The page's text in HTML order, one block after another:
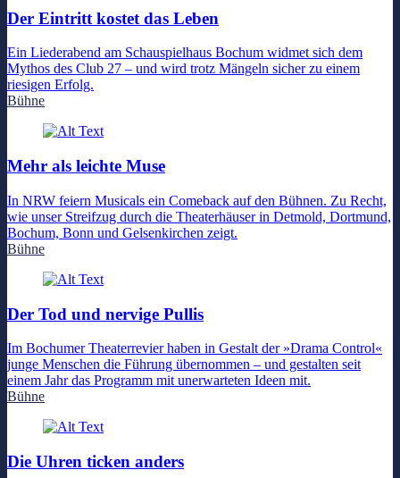
Der Eintritt kostet das Leben
Ein Liederabend am Schauspielhaus Bochum widmet sich dem
Mythos des Club 27 – und wird trotz Mängeln sicher zu einem
riesigen Erfolg.
Bühne
Mehr als leichte Muse
In NRW feiern Musicals ein Comeback auf den Bühnen. Zu Recht,
wie unser Streifzug durch die Theaterhäuser in Detmold, Dortmund,
Bochum, Bonn und Gelsenkirchen zeigt.
Bühne
Der Tod und nervige Pullis
Im Bochumer Theaterrevier haben in Gestalt der »Drama Control«
junge Menschen die Führung übernommen – und gestalten seit
einem Jahr das Programm mit unerwarteten Ideen mit.
Bühne
Die Uhren ticken anders